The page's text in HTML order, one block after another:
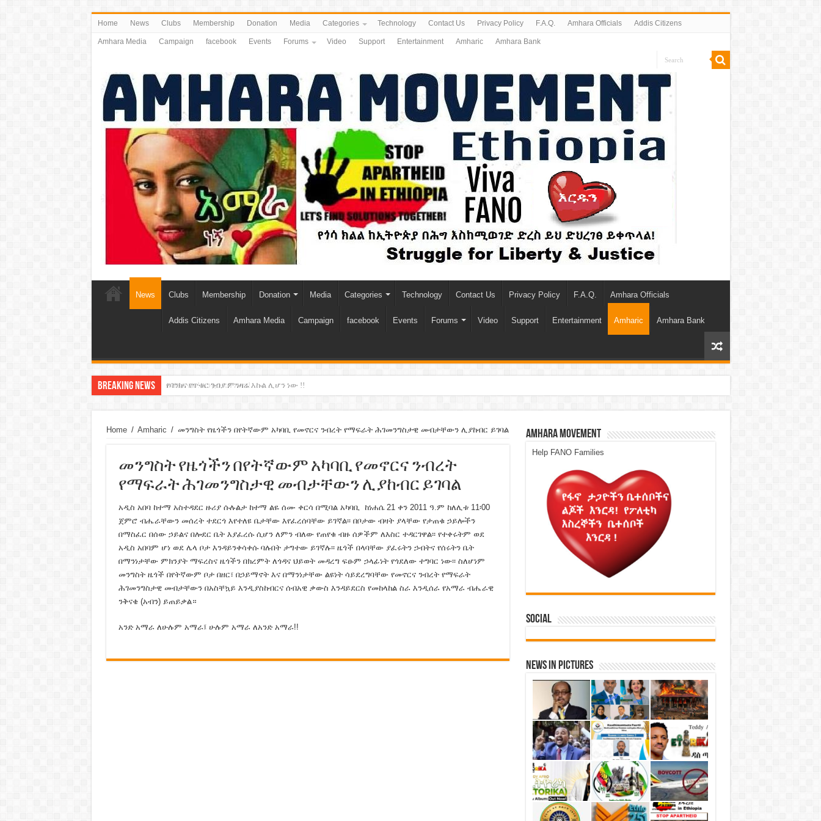
Home News Clubs Membership Donation Media Categories Technology Contact Us Privacy Policy F.A.Q. Amhara Officials Addis Citizens
Amhara Media Campaign facebook Events Forums Video Support Entertainment Amharic Amhara Bank
News Clubs Membership Donation Media Categories Technology Contact Us Privacy Policy F.A.Q. Amhara Officials
Addis Citizens Amhara Media Campaign facebook Events Forums Video Support Entertainment Amharic Amhara Bank
Breaking News የባንክና የጥቁር ገብያ ምንዛሬ እኩል ሊሆን ነው !!
አሸንፈናል ! እንኳን ደስ አለን!
Home / Amharic / መንግስት የዜጎችን በየትኛውም አካባቢ የመኖርና ንብረት የማፍራት ሕገመንግስታዊ መብታቸውን ሊያከብር ይገባል
መንግስት የዜጎችን በየትኛውም አካባቢ የመኖርና ንብረት
የማፍራት ሕገመንግስታዊ መብታቸውን ሊያከብር ይገባል
አዲስ አበባ ከተማ አስተዳደር ዙሪያ ሱሉልታ ከተማ ልዬ ሰሙ ቀርሳ በሚባል አካባቢ ከነሐሴ 21 ቀን 2011 ዓ.ም ከለሊቱ 11፡00
ጀምሮ ብሔራቸውን መሰረት ተደርጎ እየተለዩ ቤታቸው እየፈረሰባቸው ይገኛል፡፡ በቦታው ብዛት ያላቸው የታጠቁ ኃይሎችን
በማስፈር በሰው ኃይልና በሎደር ቤት እያፈረሱ ሲሆን ለምን ብለው የጠየቁ ብዙ ሰዎችም ለእስር ተዳርገዋል፡፡ የተቀሩትም ወደ
አዲስ አበባም ሆነ ወደ ሌላ ቦታ እንዳይንቀሳቀሱ ባሉበት ታግተው ይገኛሉ፡፡ ዜጎች በላባቸው ያፈሩትን ኃብትና የሰሩትን ቤት
በማንነታቸው ምክንያት ማፍረስና ዜጎችን በክረምት ለጎዳና ህይወት መዳረግ ፍፁም ኃላፊነት የጎደለው ተግባር ነው፡፡ ስለሆነም
መንግስት ዜጎች በየትኛውም ቦታ በዘር፣ በኃይማኖት እና በማንነታቸው ልዩነት ሳይደረግባቸው የመኖርና ንብረት የማፍራት
ሕገመንግስታዊ መብታቸውን በአስቸኳይ እንዲያስከብርና ሰብአዊ ቃውስ እንዳይደርስ የመከላከል ስራ እንዲሰራ የአማራ ብሔራዊ
ንቅናቄ (አብን) ይጠይቃል።
አንድ አማራ ለሁሉም አማራ፤ ሁሉም አማራ ለአንድ አማራ!!
Amhara Movement
Help FANO Families
Social
News in Pictures